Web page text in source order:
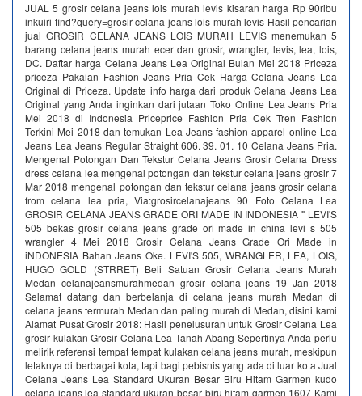
JUAL 5 grosir celana jeans lois murah levis kisaran harga Rp 90ribu
inkuiri find?query=grosir celana jeans lois murah levis Hasil pencarian
jual GROSIR CELANA JEANS LOIS MURAH LEVIS menemukan 5
barang celana jeans murah ecer dan grosir, wrangler, levis, lea, lois,
DC. Daftar harga Celana Jeans Lea Original Bulan Mei 2018 Priceza
priceza Pakaian Fashion Jeans Pria Cek Harga Celana Jeans Lea
Original di Priceza. Update info harga dari produk Celana Jeans Lea
Original yang Anda inginkan dari jutaan Toko Online Lea Jeans Pria
Mei 2018 di Indonesia Priceprice Fashion Pria Cek Tren Fashion
Terkini Mei 2018 dan temukan Lea Jeans fashion apparel online Lea
Jeans Lea Jeans Regular Straight 606. 39. 01. 10 Celana Jeans Pria.
Mengenal Potongan Dan Tekstur Celana Jeans Grosir Celana Dress
dress celana lea mengenal potongan dan tekstur celana jeans grosir 7
Mar 2018 mengenal potongan dan tekstur celana jeans grosir celana
from celana lea pria, Via:grosircelanajeans 90 Foto Celana Lea
GROSIR CELANA JEANS GRADE ORI MADE IN INDONESIA " LEVI'S
505 bekas grosir celana jeans grade ori made in china levi s 505
wrangler 4 Mei 2018 Grosir Celana Jeans Grade Ori Made in
iNDONESIA Bahan Jeans Oke. LEVI'S 505, WRANGLER, LEA, LOIS,
HUGO GOLD (STRRET) Beli Satuan Grosir Celana Jeans Murah
Medan celanajeansmurahmedan grosir celana jeans 19 Jan 2018
Selamat datang dan berbelanja di celana jeans murah Medan di
celana jeans termurah Medan dan paling murah di Medan, disini kami
Alamat Pusat Grosir 2018: Hasil penelusuran untuk Grosir Celana Lea
grosir kulakan Grosir Celana Lea Tanah Abang Sepertinya Anda perlu
melirik referensi tempat tempat kulakan celana jeans murah, meskipun
letaknya di berbagai kota, tapi bagi pebisnis yang ada di luar kota Jual
Celana Jeans Lea Standard Ukuran Besar Biru Hitam Garmen kudo
celana jeans lea standard ukuran besar biru hitam garmen 1607 Kami